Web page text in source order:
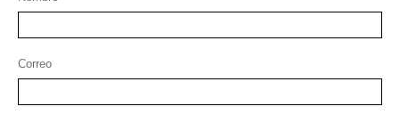
Correo